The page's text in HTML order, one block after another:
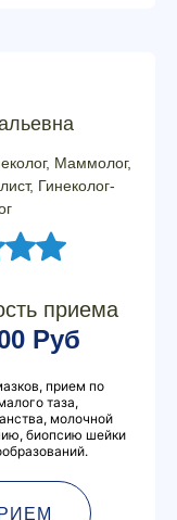
Маммолог,
Гинеколог-
приема
Руб
прием по
таза,
молочной
биопсию шейки